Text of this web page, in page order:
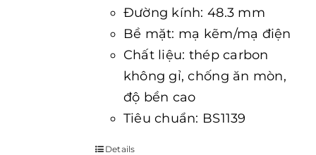
Đường kính: 48.3 mm
Bề mặt: mạ kẽm/mạ điện
Chất liệu: thép carbon
không gỉ, chống ăn mòn,
độ bền cao
Tiêu chuẩn: BS1139
Details